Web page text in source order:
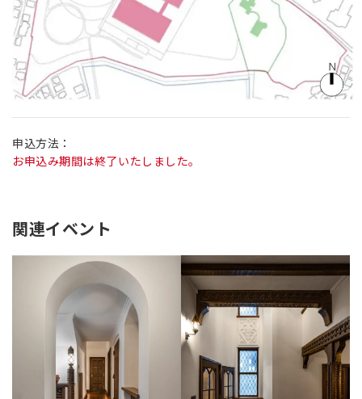
申込方法：
お申込み期間は終了いたしました。
関連イベント